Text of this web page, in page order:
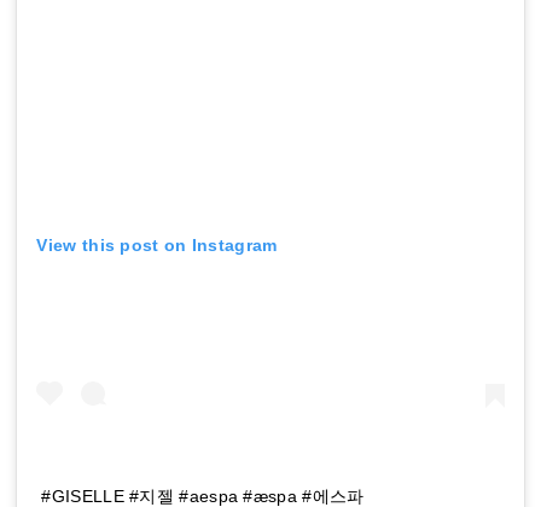
View this post on Instagram
#GISELLE #지젤 #aespa #æspa #에스파